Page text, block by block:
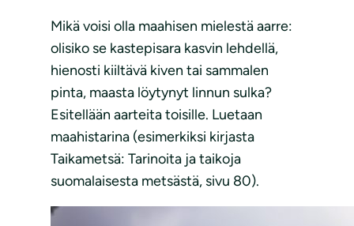
Mikä voisi olla maahisen mielestä aarre:
olisiko se kastepisara kasvin lehdellä,
hienosti kiiltävä kiven tai sammalen
pinta, maasta löytynyt linnun sulka?
Esitellään aarteita toisille. Luetaan
maahistarina (esimerkiksi kirjasta
Taikametsä: Tarinoita ja taikoja
suomalaisesta metsästä, sivu 80).